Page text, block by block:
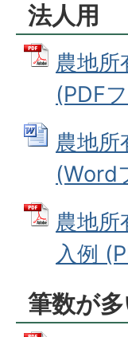
法人用
農地
(PDF
農地
(Word
農地
入例
筆数が